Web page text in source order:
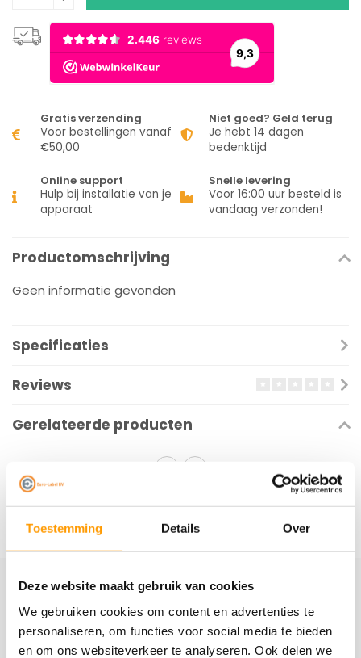
Toestemming Details Over
Deze website maakt gebruik van cookies
We gebruiken cookies om content en advertenties te
personaliseren, om functies voor social media te bieden
en om ons websiteverkeer te analyseren. Ook delen we
Gratis verzending
Voor bestellingen vanaf
€50,00
Niet goed? Geld terug
Je hebt 14 dagen
bedenktijd
Online support
Hulp bij installatie van je
apparaat
Snelle levering
Voor 16:00 uur besteld is
vandaag verzonden!
Productomschrijving
Geen informatie gevonden
Specificaties
Reviews
Gerelateerde producten
Schrijf je hier in voor onze nieuwsbrief
Ontvang onze nieuwste aanbiedingen en
kortingscodes